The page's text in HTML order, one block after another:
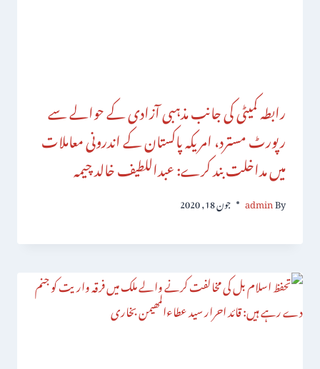
رابطہ کمیٹی کی جانب مذہبی آزادی کے حوالے سے
رپورٹ مسترد، امریکہ پاکستان کے اندرونی معاملات
میں مداخلت بند کرے: عبداللطیف خالد چیمہ
By
admin جون 18, 2020